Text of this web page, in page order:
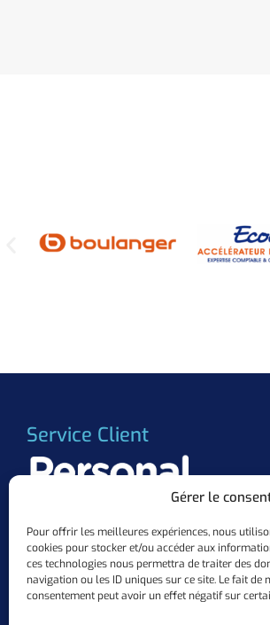
Gérer le
Pour offrir les meilleures expériences, nous
cookies pour stocker et/ou accéder aux
ces technologies nous permettra de traiter des
navigation ou les ID uniques sur ce site. Le fait
consentement peut avoir un effet négatif sur
Service Client
+33 (0)3.57.84.37.63
contact@personalflocker.com
10 ZAC Mermoz, 57155 Marly